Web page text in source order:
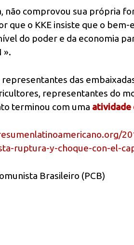
não comprovou sua própria
que o KKE insiste que o
do poder e da economia
».
das
representantes do
terminou com uma atividade
ruptura-y-choque-con-el-
Brasileiro (PCB)